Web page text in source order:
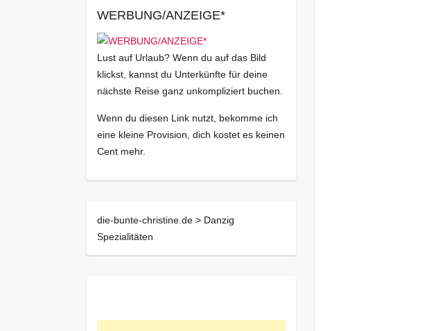
WERBUNG/ANZEIGE*
Lust auf Urlaub? Wenn du auf das Bild
klickst, kannst du Unterkünfte für deine
nächste Reise ganz unkompliziert buchen.
Wenn du diesen Link nutzt, bekomme ich
eine kleine Provision, dich kostet es keinen
Cent mehr.
die-bunte-christine.de > Danzig
Spezialitäten